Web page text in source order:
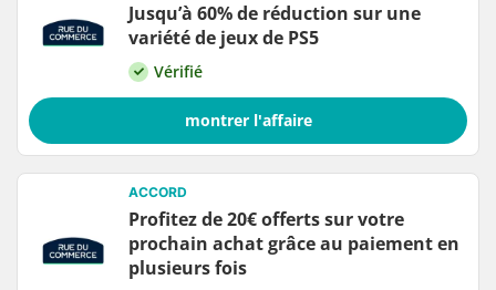
Jusqu’à 60% de réduction sur une
variété de jeux de PS5
Vérifié
montrer l'affaire
ACCORD
Profitez de 20€ offerts sur votre
prochain achat grâce au paiement en
plusieurs fois